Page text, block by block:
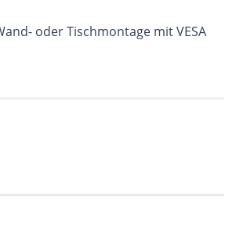
oder Tischmontage mit VESA